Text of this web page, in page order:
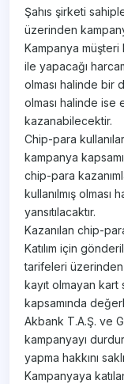
Şahıs şirketi
üzerinden
Kampanya müşteri
ile yapacağı
olması halinde bir
olması halinde
kazanabilecektir.
Chip-para
kampanya
chip-para
kullanılmış
yansıtılacaktır.
Kazanılan chip-
Katılım için
tarifeleri
kayıt olmayan kart
kapsamında
Akbank T.A.Ş. ve
kampanyayı
yapma hakkını
Kampanyaya